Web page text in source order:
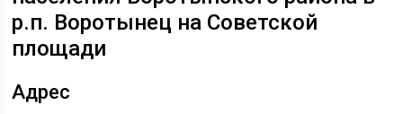
р.п. Воротынец на Советской
площади
Адрес